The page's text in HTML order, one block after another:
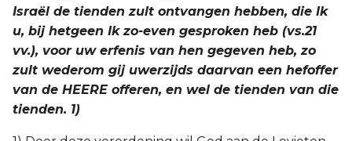
Israël de tienden zult ontvangen hebben, die Ik
u, bij hetgeen Ik zo-even gesproken heb (vs.21
vv.), voor uw erfenis van hen gegeven heb, zo
zult wederom gij uwerzijds daarvan een hefoffer
van de HEERE offeren, en wel de tienden van die
tienden. 1)